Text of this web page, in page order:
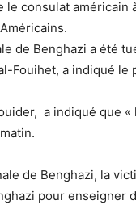
consulat américain
de Benghazi a été
Fouihet, a indiqué
a indiqué que «
de Benghazi, la
pour enseigner